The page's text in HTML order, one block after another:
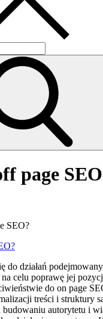
page
SEO?
do działań
celu poprawę jej
do on page
treści i struktury
budowaniu autorytetu i